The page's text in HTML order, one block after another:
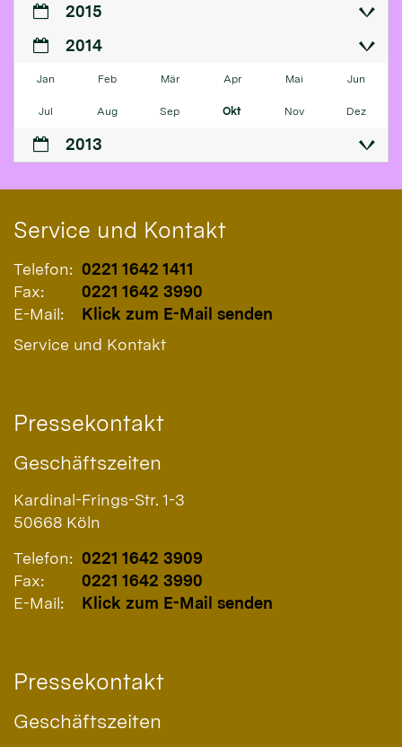
2015
2014
Jan Feb Mär Apr Mai Jun
Jul Aug Sep Okt Nov Dez
2013
Service und Kontakt
Telefon: 0221 1642 1411
Fax:
0221 1642 3990
E-Mail:
Klick zum E-Mail senden
Service und Kontakt
Pressekontakt
Geschäftszeiten
Kardinal-Frings-Str. 1-3
50668 Köln
Telefon: 0221 1642 3909
Fax:
0221 1642 3990
E-Mail:
Klick zum E-Mail senden
Pressekontakt
Geschäftszeiten